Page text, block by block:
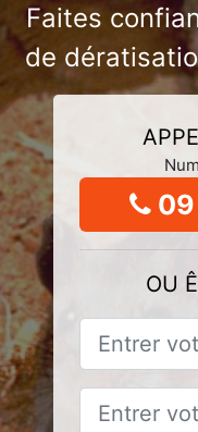
Faites
de
OU